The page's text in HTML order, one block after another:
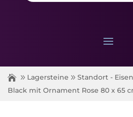
Lagersteine Standort -
Black mit Ornament Rose 80 x 65